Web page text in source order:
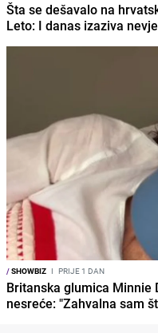
Šta se dešavalo na
Leto: I danas izaziva
/SHOWBIZ I PRIJE 1 DAN
Britanska glumica Minnie
nesreće: "Zahvalna sam